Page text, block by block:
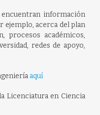
información
acerca del plan
procesos académicos,
redes de apoyo,
aquí
Licenciatura en Ciencia